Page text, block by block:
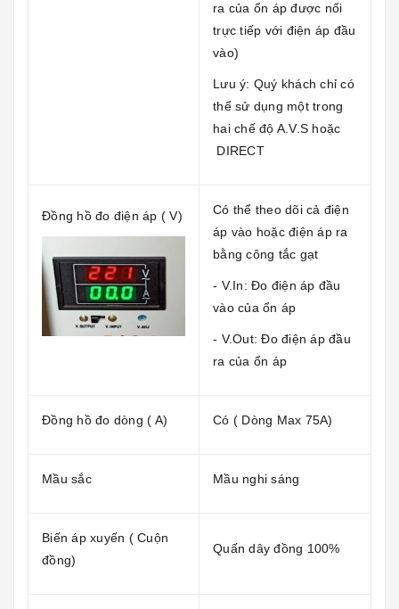
ra của ổn áp được nối
trực tiếp với điện áp đầu
vào)
Lưu ý: Quý khách chỉ có
thể sử dụng một trong
hai chế độ A.V.S hoặc
DIRECT
Đồng hồ đo điện áp ( V)
Có thể theo dõi cả điện
áp vào hoặc điện áp ra
bằng công tắc gạt
- V.In: Đo điện áp đầu
vào của ổn áp
- V.Out: Đo điện áp đầu
ra của ổn áp
Đồng hồ đo dòng ( A) Có ( Dòng Max 75A)
Mầu sắc Mầu nghi sáng
Biến áp xuyến ( Cuộn
đồng)
Quấn dây đồng 100%